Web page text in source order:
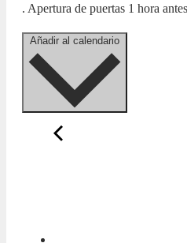
. Apertura de puertas 1 hora